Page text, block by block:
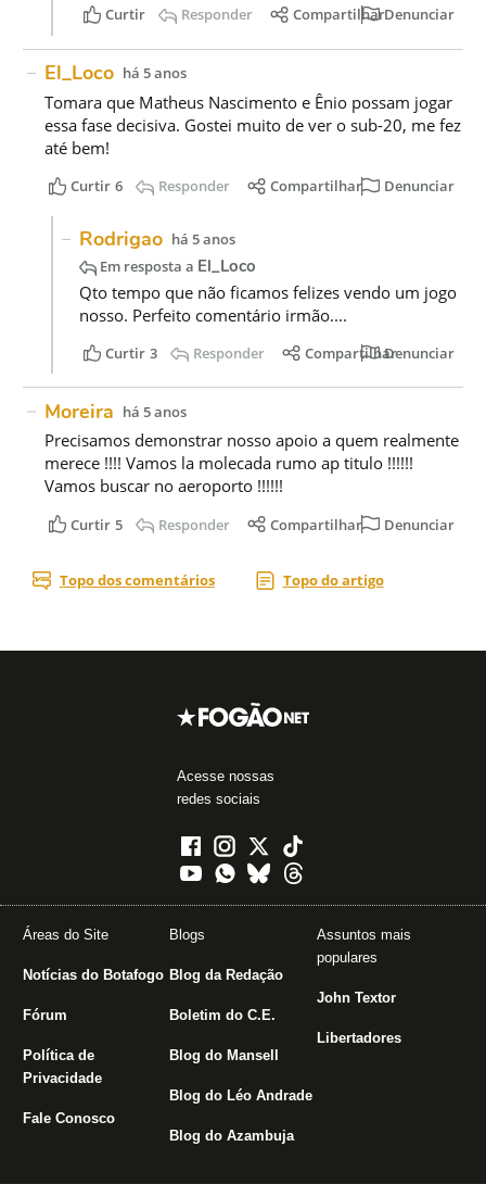
Acesse nossas
redes sociais
Áreas do Site
Notícias do Botafogo
Fórum
Política de
Privacidade
Fale Conosco
Blogs
Blog da Redação
Boletim do C.E.
Blog do Mansell
Blog do Léo Andrade
Blog do Azambuja
Assuntos mais
populares
John Textor
Libertadores